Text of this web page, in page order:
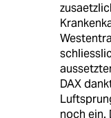
DAX
noch ein.